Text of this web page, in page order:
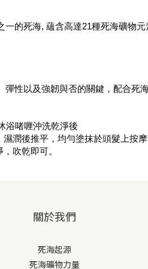
一的死海, 蘊含高達21種死海礦物
彈性以及強韌與否的關鍵，配合死
啫喱沖洗乾淨後
潤後推平，均勻塗抹於頭髮上按
吹乾即可。
關於我們
死海起源
死海礦物力量